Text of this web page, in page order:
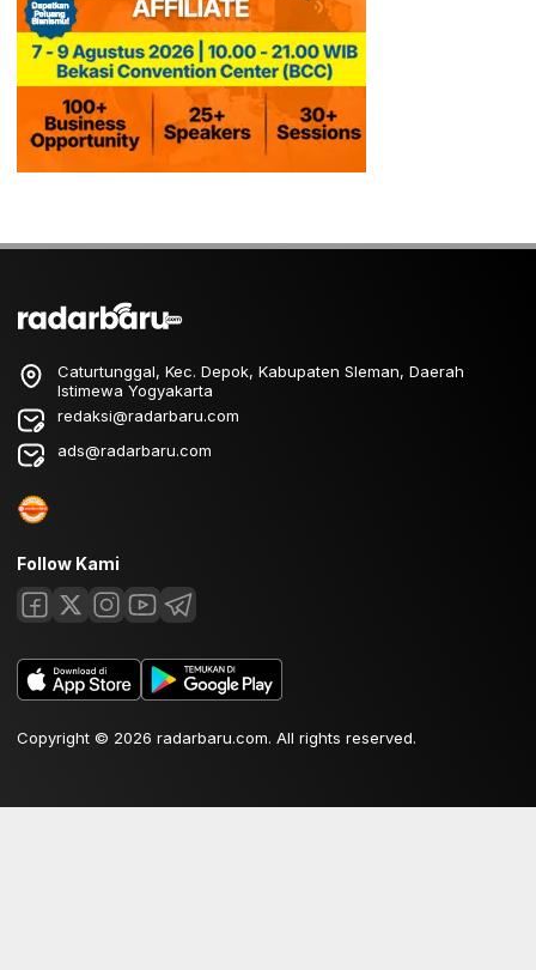
Caturtunggal, Kec. Depok, Kabupaten Sleman, Daerah
Istimewa Yogyakarta
redaksi@radarbaru.com
ads@radarbaru.com
Follow Kami
Copyright © 2026 radarbaru.com. All rights reserved.